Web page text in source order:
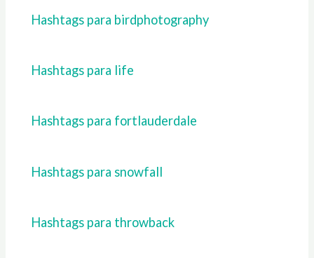
Hashtags para birdphotography
Hashtags para life
Hashtags para fortlauderdale
Hashtags para snowfall
Hashtags para throwback